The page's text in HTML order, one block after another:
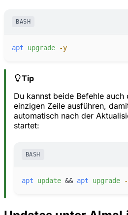
BASH
apt upgrade -y
Tip
Du kannst beide Befehle auch
einzigen Zeile ausführen,
automatisch nach der
startet:
BASH
apt update && apt upgrade -